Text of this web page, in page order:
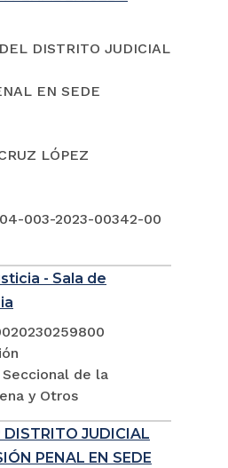
DISTRITO JUDICIAL
EN SEDE
LÓPEZ
04-003-2023-00342-00
- Sala de
Seccional de la
y Otros
DISTRITO JUDICIAL
PENAL EN SEDE